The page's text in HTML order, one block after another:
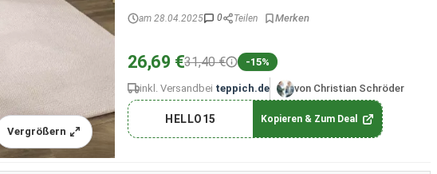
Vergrößern
am 28.04.2025 0 Teilen
26,69 €31,40 € -15%
inkl. Versand bei teppich.de von Christian Schröder
HELLO15 Kopieren & Zum Deal